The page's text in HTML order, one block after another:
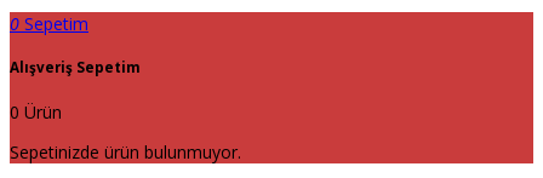
0 Sepetim
Alışveriş Sepetim
0 Ürün
Sepetinizde ürün bulunmuyor.